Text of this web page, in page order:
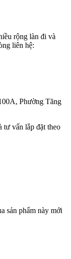
rộng làn đi và
liên hệ:
Phường Tăng
tư vấn lắp đặt theo
sản phẩm này mới